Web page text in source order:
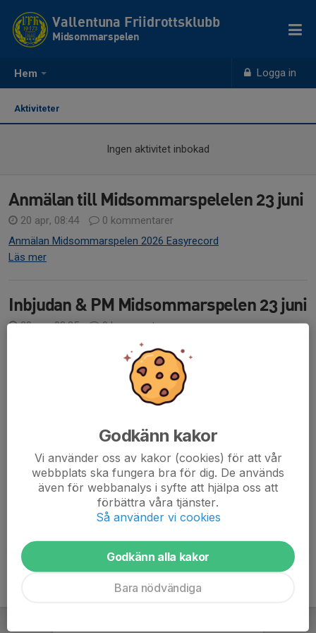
Hem Logga in
Vallentuna Friidrottsklubb
Midsommarspelen
Aktiviteter
Ingen aktivitet inbokad
Anmälan till Midsommarspelelen 23 juni
20 apr, 08:44
0 kommentarer
Anmälan Midsommarspelen 2026 Easyrecord
Läs mer
Inbjudan & PM Midsommarspelen 23 juni
20 apr, 08:35
0 kommentarer
Inbjudan & PM Midsommarspelen 2026
Midsommarspelen 1500m
0 kommentarer
Den 23:e Juni välkomnar Vallentuna Friidrottsklubb löpare på alla
nivåer till Vallentuna IP för en tävling på 1500m, den distans som
ofta kallas löpningens blå band. En distans för dig som föredrar
att riva av plåstret...
Godkänn kakor
Vi använder oss av kakor (cookies) för att vår
webbplats ska fungera bra för dig. De används
även för webbanalys i syfte att hjälpa oss att
förbättra våra tjänster.
Så använder vi cookies
Godkänn alla kakor
Bara nödvändiga